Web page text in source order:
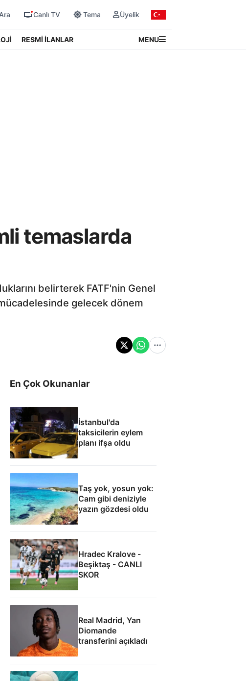
Ara Canlı TV Tema Üyelik
RESMİ İLANLAR MENU
temaslarda
belirterek FATF'nin Genel
gelecek dönem
En Çok Okunanlar
İstanbul'da
taksicilerin eylem
planı ifşa oldu
Taş yok, yosun yok:
Cam gibi deniziyle
yazın gözdesi oldu
Hradec Kralove -
Beşiktaş - CANLI
SKOR
Real Madrid, Yan
Diomande
transferini açıkladı